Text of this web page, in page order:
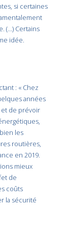
si certaines
(…) Certains
idée.
: « Chez
années
et de prévoir
les
routières,
en 2019.
mieux
de
coûts
la sécurité